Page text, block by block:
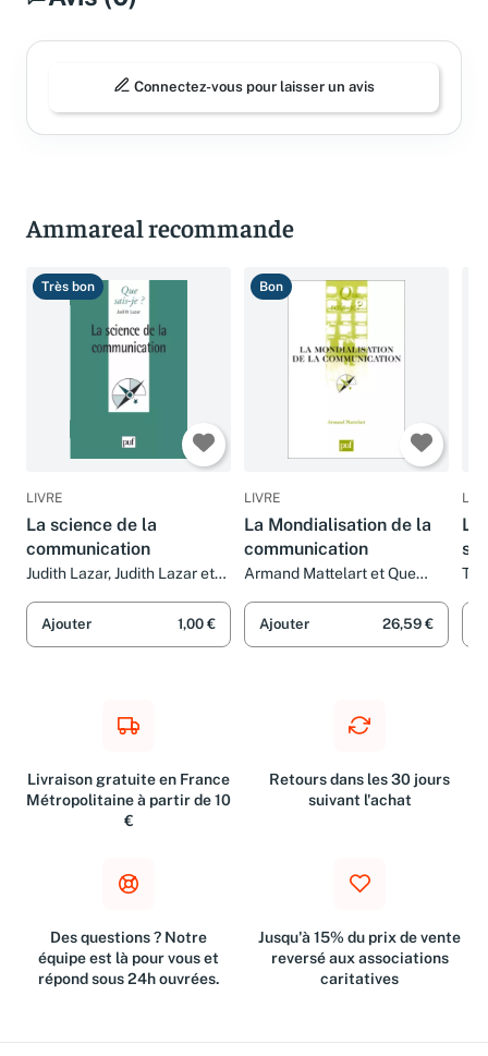
Connectez-vous pour laisser un avis
Ammareal recommande
Très bon
LIVRE
La science de la
communication
Judith Lazar, Judith Lazar et
Ajouter 1,00 €
Bon
LIVRE
La Mondialisation de la
communication
Armand Mattelart et Que
Ajouter 26,59 €
La
Livraison gratuite en France
Métropolitaine à partir de 10
€
Retours dans les 30 jours
suivant l'achat
Des questions ? Notre
équipe est là pour vous et
répond sous 24h ouvrées.
Jusqu'à 15% du prix de vente
reversé aux associations
caritatives